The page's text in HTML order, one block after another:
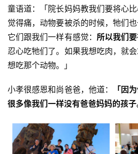
资
讯
童语道：「院长妈妈教我们要将心
觉得痛，动物要被杀的时候，牠们也
它们跟我们一样有感觉： 所以我们
忍心吃牠们了。如果我想吃肉，就
想吃那个动物。」
小孝很感恩和尚爸爸，他道：
「因
很多像我们一样没有爸爸妈妈的孩子